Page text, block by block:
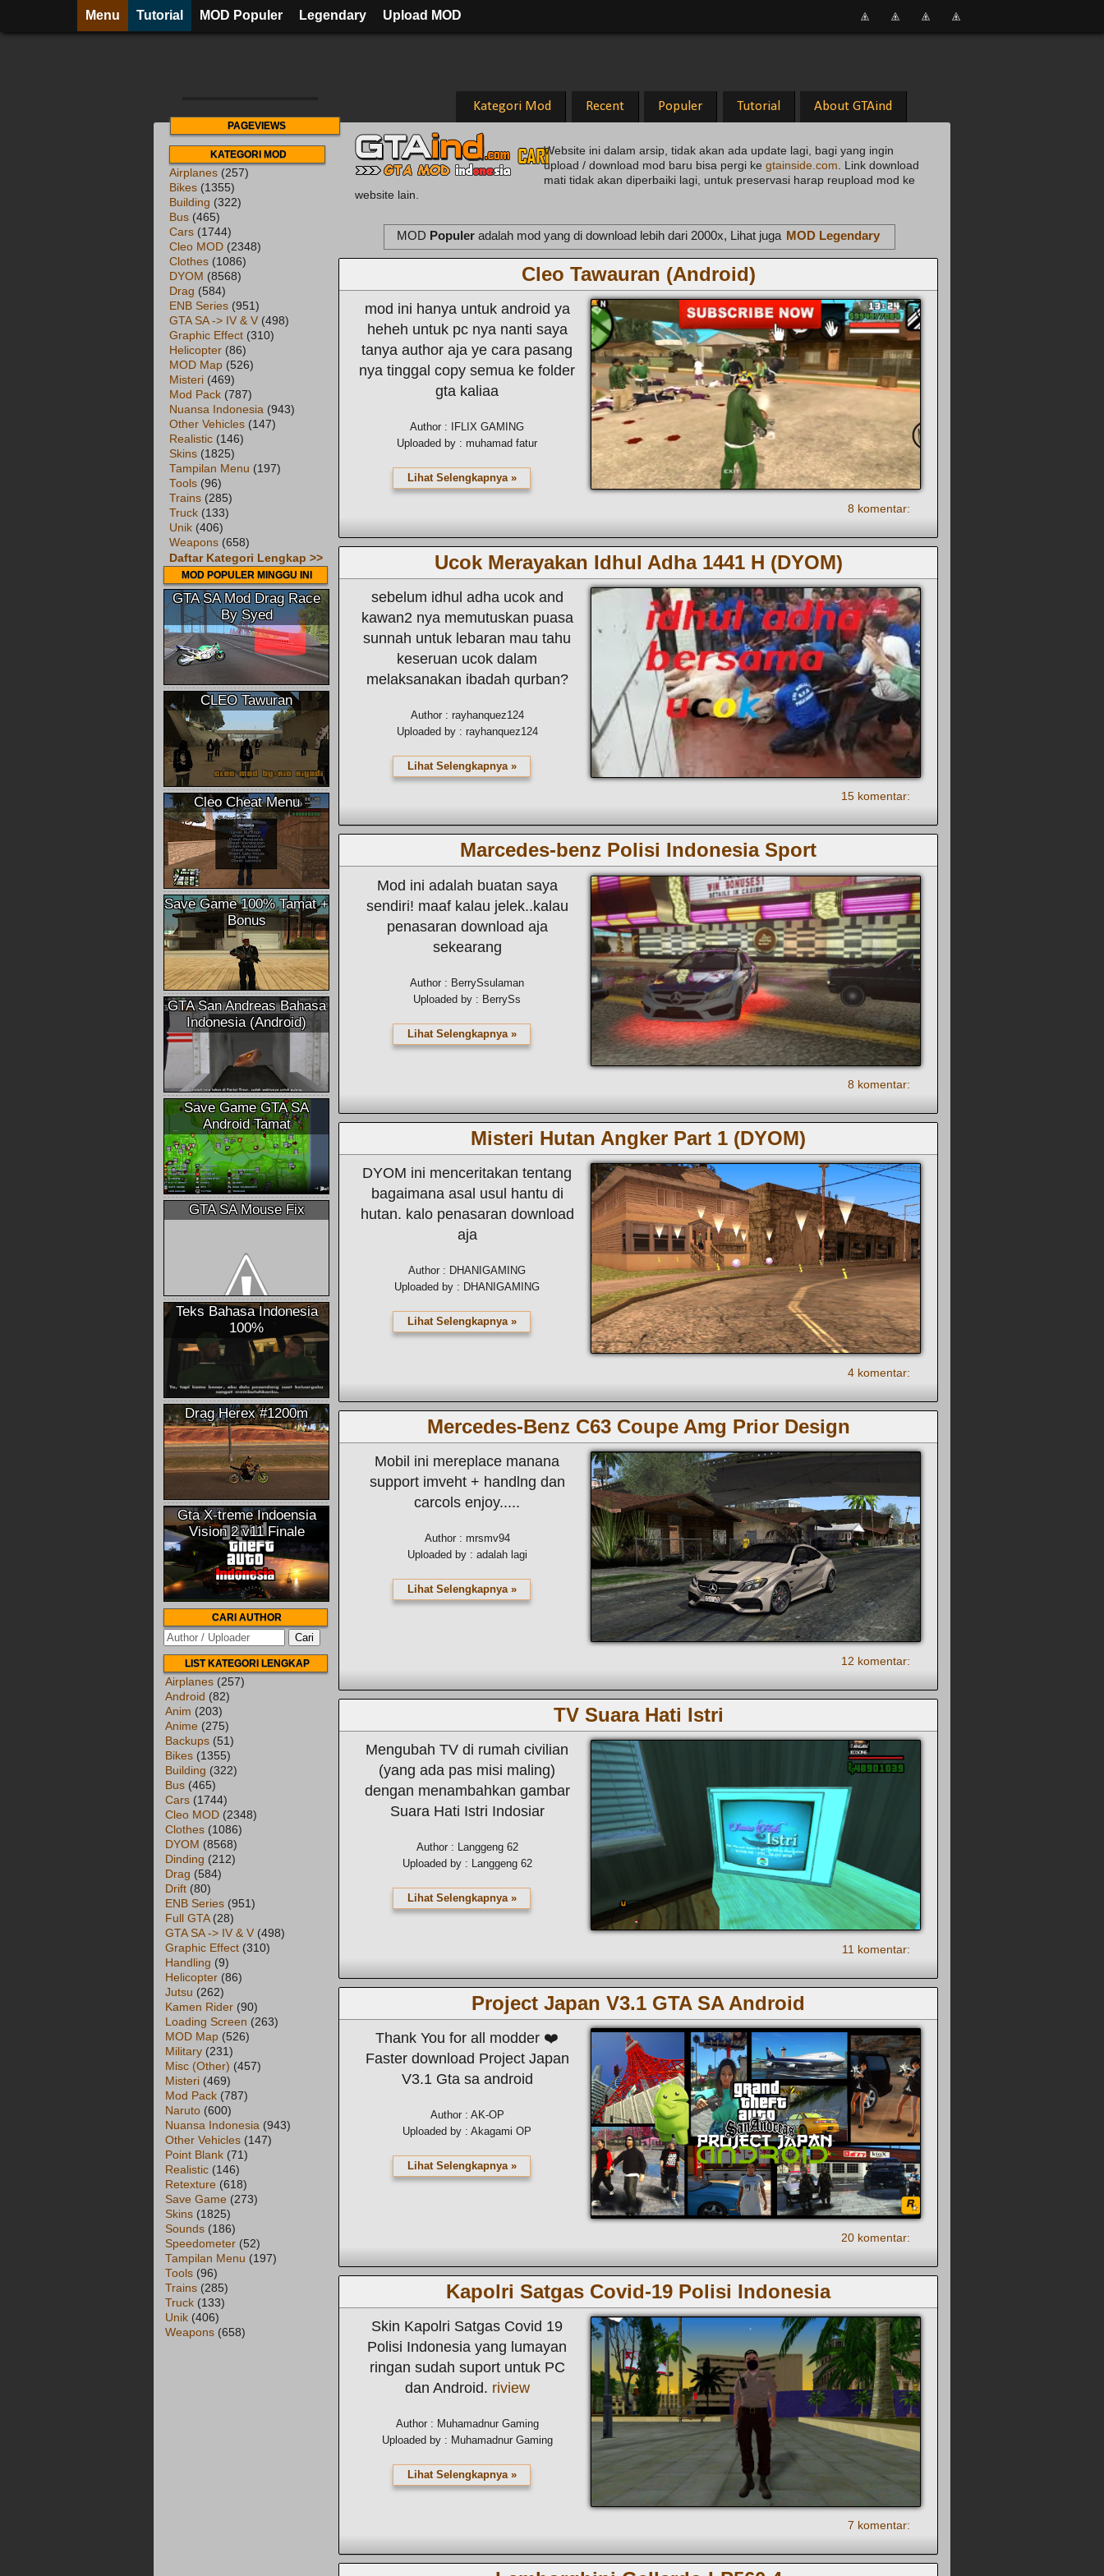
Menu Tutorial MOD Populer Legendary Upload MOD
Kategori Mod Recent Populer Tutorial About GTAind
Website ini dalam arsip, tidak akan ada update lagi, bagi yang ingin
upload / download mod baru bisa pergi ke gtainside.com . Link download
mati tidak akan diperbaiki lagi, untuk preservasi harap reupload mod ke
website lain.
MOD Populer adalah mod yang di download lebih dari 2000x, Lihat juga MOD Legendary
Cleo Tawauran (Android)
mod ini hanya untuk android ya
heheh untuk pc nya nanti saya
tanya author aja ye cara pasang
nya tinggal copy semua ke folder
gta kaliaa
Author : IFLIX GAMING
Uploaded by : muhamad fatur
Lihat Selengkapnya »
8 komentar:
Ucok Merayakan Idhul Adha 1441 H (DYOM)
sebelum idhul adha ucok and
kawan2 nya memutuskan puasa
sunnah untuk lebaran mau tahu
keseruan ucok dalam
melaksanakan ibadah qurban?
Author : rayhanquez124
Uploaded by : rayhanquez124
Lihat Selengkapnya »
15 komentar:
Marcedes-benz Polisi Indonesia Sport
Mod ini adalah buatan saya
sendiri! maaf kalau jelek..kalau
penasaran download aja
sekearang
Author : BerrySsulaman
Uploaded by : BerrySs
Lihat Selengkapnya »
8 komentar:
Misteri Hutan Angker Part 1 (DYOM)
DYOM ini menceritakan tentang
bagaimana asal usul hantu di
hutan. kalo penasaran download
aja
Author : DHANIGAMING
Uploaded by : DHANIGAMING
Lihat Selengkapnya »
4 komentar:
Mercedes-Benz C63 Coupe Amg Prior Design
Mobil ini mereplace manana
support imveht + handlng dan
carcols enjoy.....
Author : mrsmv94
Uploaded by : adalah lagi
Lihat Selengkapnya »
12 komentar:
TV Suara Hati Istri
Mengubah TV di rumah civilian
(yang ada pas misi maling)
dengan menambahkan gambar
Suara Hati Istri Indosiar
Author : Langgeng 62
Uploaded by : Langgeng 62
Lihat Selengkapnya »
11 komentar:
Project Japan V3.1 GTA SA Android
Thank You for all modder ❤️
Faster download Project Japan
V3.1 Gta sa android
Author : AK-OP
Uploaded by : Akagami OP
Lihat Selengkapnya »
20 komentar:
Kapolri Satgas Covid-19 Polisi Indonesia
Skin Kapolri Satgas Covid 19
Polisi Indonesia yang lumayan
ringan sudah suport untuk PC
dan Android. riview
Author : Muhamadnur Gaming
Uploaded by : Muhamadnur Gaming
Lihat Selengkapnya »
7 komentar:
PAGEVIEWS
KATEGORI MOD
Airplanes (257)
Bikes (1355)
Building (322)
Bus (465)
Cars (1744)
Cleo MOD (2348)
Clothes (1086)
DYOM (8568)
Drag (584)
ENB Series (951)
GTA SA -> IV & V (498)
Graphic Effect (310)
Helicopter (86)
MOD Map (526)
Misteri (469)
Mod Pack (787)
Nuansa Indonesia (943)
Other Vehicles (147)
Realistic (146)
Skins (1825)
Tampilan Menu (197)
Tools (96)
Trains (285)
Truck (133)
Unik (406)
Weapons (658)
Daftar Kategori Lengkap >>
MOD POPULER MINGGU INI
GTA SA Mod Drag Race
By Syed
CLEO Tawuran
Cleo Cheat Menu
Save Game 100% Tamat +
Bonus
GTA San Andreas Bahasa
Indonesia (Android)
Save Game GTA SA
Android Tamat
GTA SA Mouse Fix
Teks Bahasa Indonesia
100%
Drag Herex #1200m
Gta X-treme Indoensia
Vision 2 v11 Finale
CARI AUTHOR
LIST KATEGORI LENGKAP
Airplanes (257)
Android (82)
Anim (203)
Anime (275)
Backups (51)
Bikes (1355)
Building (322)
Bus (465)
Cars (1744)
Cleo MOD (2348)
Clothes (1086)
DYOM (8568)
Dinding (212)
Drag (584)
Drift (80)
ENB Series (951)
Full GTA (28)
GTA SA -> IV & V (498)
Graphic Effect (310)
Handling (9)
Helicopter (86)
Jutsu (262)
Kamen Rider (90)
Loading Screen (263)
MOD Map (526)
Military (231)
Misc (Other) (457)
Misteri (469)
Mod Pack (787)
Naruto (600)
Nuansa Indonesia (943)
Other Vehicles (147)
Point Blank (71)
Realistic (146)
Retexture (618)
Save Game (273)
Skins (1825)
Sounds (186)
Speedometer (52)
Tampilan Menu (197)
Tools (96)
Trains (285)
Truck (133)
Unik (406)
Weapons (658)